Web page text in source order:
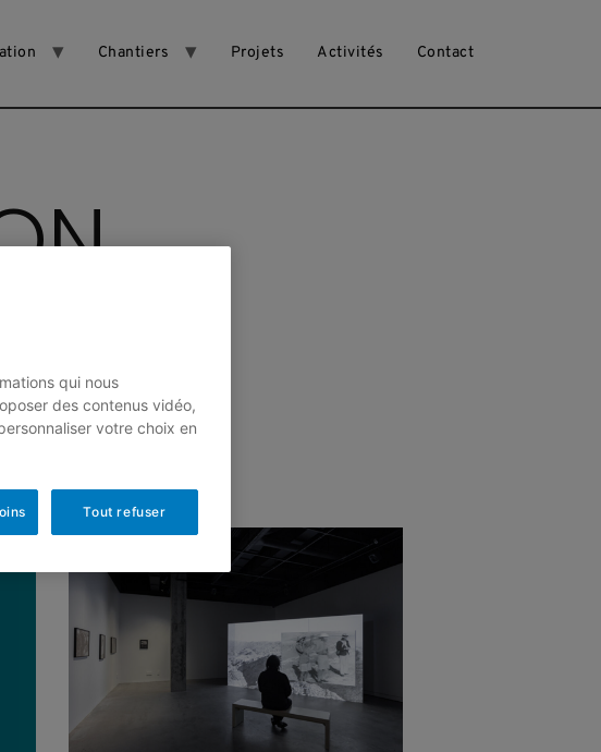
Chantiers Projets Activités Contact
qui nous
des contenus vidéo,
votre choix en
Tout refuser